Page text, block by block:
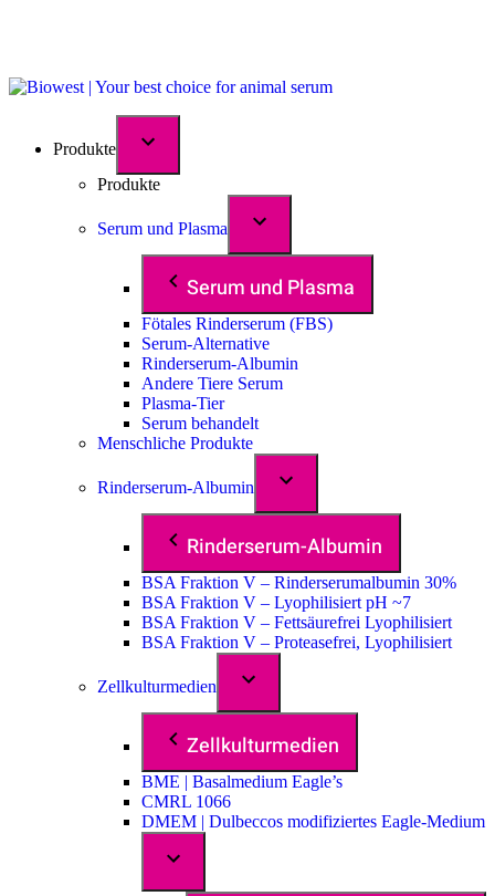
Produkte
Produkte
Serum und Plasma
Serum und Plasma
Fötales Rinderserum (FBS)
Serum-Alternative
Rinderserum-Albumin
Andere Tiere Serum
Plasma-Tier
Serum behandelt
Menschliche Produkte
Rinderserum-Albumin
Rinderserum-Albumin
BSA Fraktion V – Rinderserumalbumin 30%
BSA Fraktion V – Lyophilisiert pH ~7
BSA Fraktion V – Fettsäurefrei Lyophilisiert
BSA Fraktion V – Proteasefrei, Lyophilisiert
Zellkulturmedien
Zellkulturmedien
BME | Basalmedium Eagle’s
CMRL 1066
DMEM | Dulbeccos modifiziertes Eagle-Medium